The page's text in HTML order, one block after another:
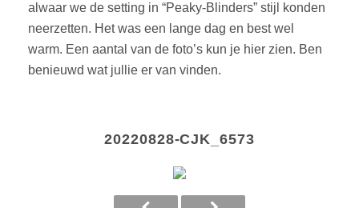
alwaar we de setting in “Peaky-Blinders” stijl konden
neerzetten. Het was een lange dag en best wel
warm. Een aantal van de foto’s kun je hier zien. Ben
benieuwd wat jullie er van vinden.
20220828-CJK_6573